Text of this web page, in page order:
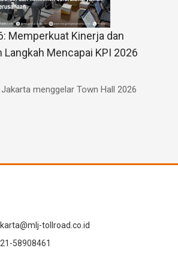
Memperkuat Kinerja dan
Langkah Mencapai KPI 2026
menggelar Town Hall 2026
tollroad.co.id
58908461